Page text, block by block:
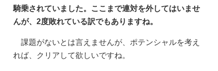
騎乗されていました。ここまで連対を外してはいませ
んが、2度敗れている訳でもありますね。
課題がないとは言えませんが、ポテンシャルを考え
れば、クリアして欲しいですね。